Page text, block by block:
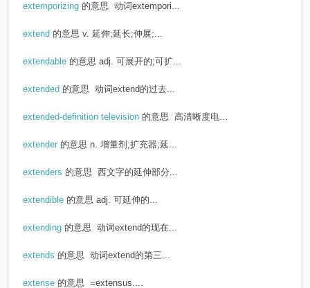
extemporizing 的意思 动词extempori...
extend 的意思 v. 延伸;延长;伸展;...
extendable 的意思 adj. 可展开的;可扩...
extended 的意思 动词extend的过去...
extended-definition television 的意思 高清晰度电室...
extender 的意思 n. 增量剂;扩充器;延...
extenders 的意思 西文字的延伸部分...
extendible 的意思 adj. 可延伸的...
extending 的意思 动词extend的现在...
extends 的意思 动词extend的第三...
extense 的意思 =extensus....